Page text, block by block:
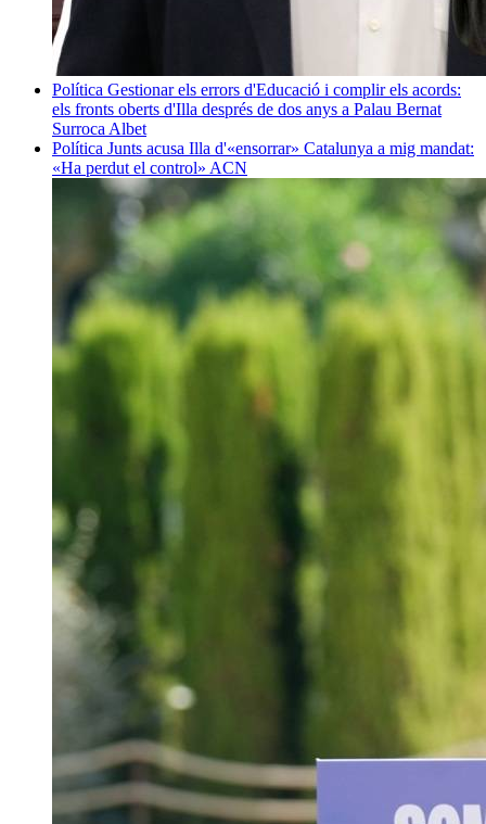
Política Gestionar els errors d'Educació i complir els acords:
els fronts oberts d'Illa després de dos anys a Palau Bernat
Surroca Albet
Política Junts acusa Illa d'«ensorrar» Catalunya a mig mandat:
«Ha perdut el control» ACN